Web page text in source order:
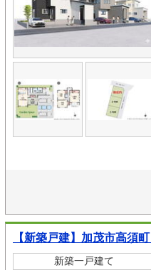
【新築戸建】加茂市高
新築一戸建て